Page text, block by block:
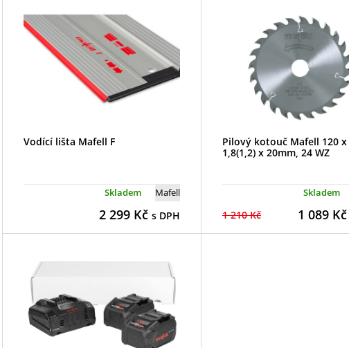
Vodící lišta Mafell F
Mafell
Skladem
2 299Kč s DPH
Pilový kotouč Mafell 120 x
1,8(1,2) x 20mm, 24 WZ
Skladem
1 210 Kč 1 089Kč